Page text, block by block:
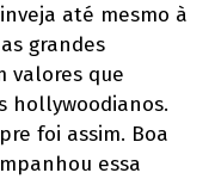
até mesmo à
grandes
valores que
hollywoodianos.
foi assim. Boa
essa